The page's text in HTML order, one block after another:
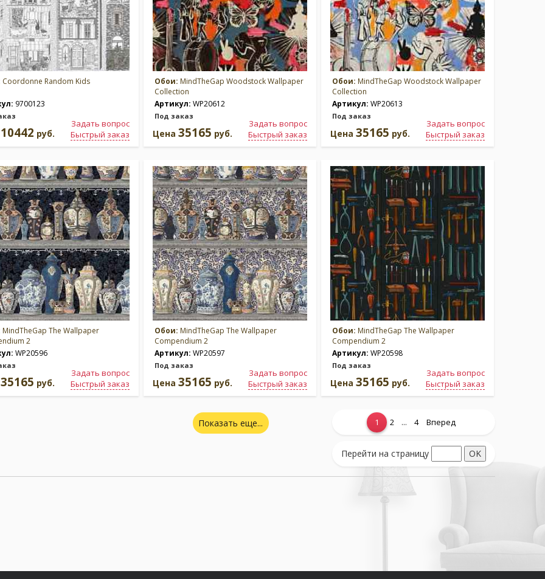
Coordonne Random Kids
9700123
Задать вопрос
Быстрый заказ
10442 руб.
Обои: MindTheGap Woodstock Wallpaper
Collection
Артикул: WP20612
Под заказ
Задать вопрос
Быстрый заказ
Цена 35165 руб.
Обои: MindTheGap Woodstock Wallpaper
Collection
Артикул: WP20613
Под заказ
Задать вопрос
Быстрый заказ
Цена 35165 руб.
MindTheGap The Wallpaper
2
WP20596
Задать вопрос
Быстрый заказ
35165 руб.
Обои: MindTheGap The Wallpaper
Compendium 2
Артикул: WP20597
Под заказ
Задать вопрос
Быстрый заказ
Цена 35165 руб.
Обои: MindTheGap The Wallpaper
Compendium 2
Артикул: WP20598
Под заказ
Задать вопрос
Быстрый заказ
Цена 35165 руб.
Показать еще... 1 2 ... 4 Вперед
Перейти на страницу